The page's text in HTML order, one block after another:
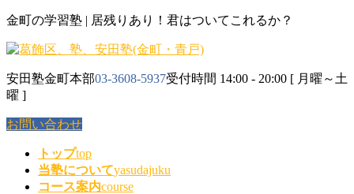
コ
テ
ン
ツ
に
移
動
ナ
ゲ
ー
シ
ョ
ン
に
金町の学習塾 | 居残りあり！君はついてこれるか？
安田塾金町本部03-3608-5937受付時間 14:00 - 20:00 [ 月曜～土
曜 ]
お問い合わせ
トップtop
当塾についてyasudajuku
コース案内course